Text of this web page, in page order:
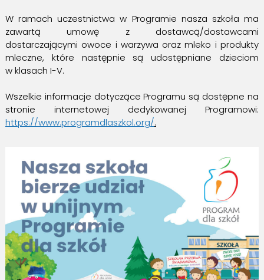
W ramach uczestnictwa w Programie nasza szkoła ma
zawartą umowę z dostawcą/dostawcami
dostarczającymi owoce i warzywa oraz mleko i produkty
mleczne, które następnie są udostępniane dzieciom
w klasach I-V.
Wszelkie informacje dotyczące Programu są dostępne na
stronie internetowej dedykowanej Programowi:
https://www.programdlaszkol.org/.